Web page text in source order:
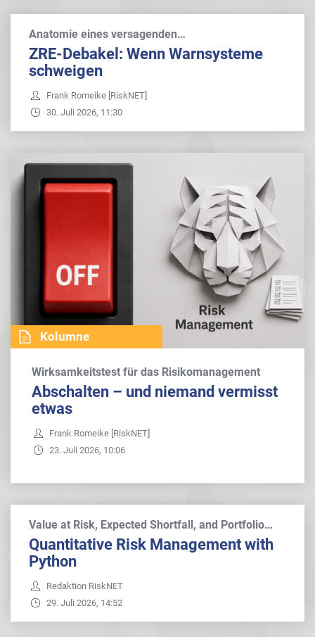
Anatomie eines versagenden…
ZRE-Debakel: Wenn Warnsysteme
schweigen
Frank Romeike [RiskNET]
30. Juli 2026, 11:30
Kolumne
Wirksamkeitstest für das Risikomanagement
Abschalten – und niemand vermisst
etwas
Frank Romeike [RiskNET]
23. Juli 2026, 10:06
Value at Risk, Expected Shortfall, and Portfolio…
Quantitative Risk Management with
Python
Redaktion RiskNET
29. Juli 2026, 14:52